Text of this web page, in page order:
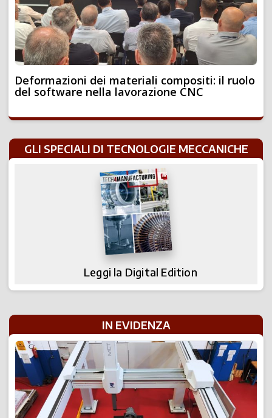
Deformazioni dei materiali compositi: il ruolo
del software nella lavorazione CNC
GLI SPECIALI DI TECNOLOGIE MECCANICHE
Leggi la Digital Edition
IN EVIDENZA